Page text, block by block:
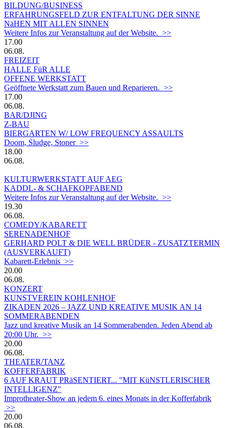
BILDUNG/BUSINESS
ERFAHRUNGSFELD ZUR ENTFALTUNG DER SINNE
NäHEN MIT ALLEN SINNEN
Weitere Infos zur Veranstaltung auf der Website. >>
17.00
06.08.
FREIZEIT
HALLE FüR ALLE
OFFENE WERKSTATT
Geöffnete Werkstatt zum Bauen und Reparieren. >>
17.00
06.08.
BAR/DJING
Z-BAU
BIERGARTEN W/ LOW FREQUENCY ASSAULTS
Doom, Sludge, Stoner >>
18.00
06.08.
KULTURWERKSTATT AUF AEG
KADDL- & SCHAFKOPFABEND
Weitere Infos zur Veranstaltung auf der Website. >>
19.30
06.08.
COMEDY/KABARETT
SERENADENHOF
GERHARD POLT & DIE WELL BRÜDER - ZUSATZTERMIN
(AUSVERKAUFT)
Kabarett-Erlebnis >>
20.00
06.08.
KONZERT
KUNSTVEREIN KOHLENHOF
ZIKADEN 2026 – JAZZ UND KREATIVE MUSIK AN 14
SOMMERABENDEN
Jazz und kreative Musik an 14 Sommerabenden. Jeden Abend ab
20:00 Uhr. >>
20.00
06.08.
THEATER/TANZ
KOFFERFABRIK
6 AUF KRAUT PRäSENTIERT... "MIT KüNSTLERISCHER
INTELLIGENZ"
Improtheater-Show an jedem 6. eines Monats in der Kofferfabrik
>>
20.00
06.08.